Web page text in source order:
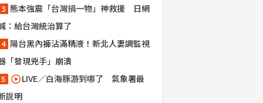
熊本強震「台灣捐一物」神救援 日網
：給台灣統治算了
陽台黑內褲沾滿精液！新北人妻調監視
「發現兇手」崩潰
LIVE／白海豚游到哪了 氣象署最
說明